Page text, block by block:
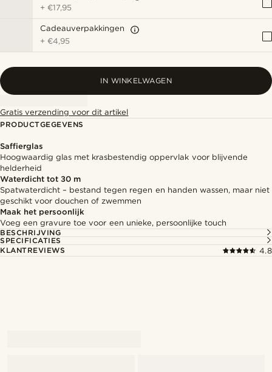
+€17,95
Cadeauverpakkingen
+€4,95
IN WINKELWAGEN
Gratis verzending voor dit artikel
PRODUCTGEGEVENS
Saffierglas
Hoogwaardig glas met krasbestendig oppervlak voor blijvende
helderheid
Waterdicht tot 30 m
Spatwaterdicht – bestand tegen regen en handen wassen, maar niet
geschikt voor douchen of zwemmen
Maak het persoonlijk
Voeg een gravure toe voor een unieke, persoonlijke touch
BESCHRIJVING
SPECIFICATIES
KLANTREVIEWS
4.8